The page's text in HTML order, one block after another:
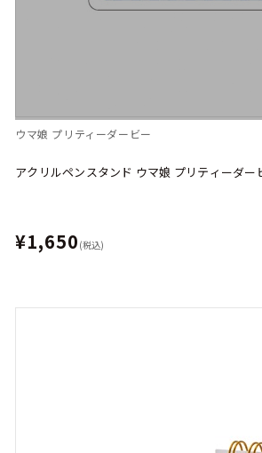
ウマ娘 プリティーダービー
アクリルペンスタンド ウマ娘 プリティーダー
¥1,650 (税込)